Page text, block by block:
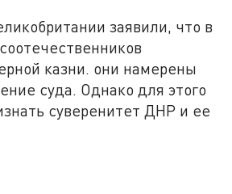
заявили, что в
казни. они намерены
суда. Однако для этого
суверенитет ДНР и ее